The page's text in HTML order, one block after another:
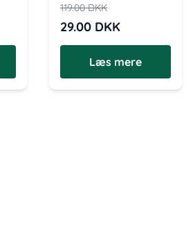
119.00DKK
29.00 DKK
Læs mere